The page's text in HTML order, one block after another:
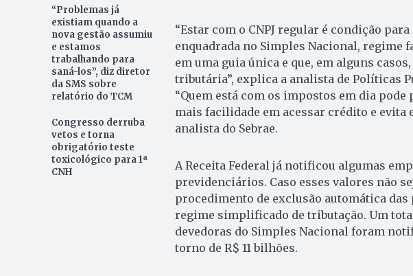
“Problemas já
existiam quando a
nova gestão assumiu
e estamos
trabalhando para
saná-los”, diz diretor
da SMS sobre
relatório do TCM
Congresso derruba
vetos e torna
obrigatório teste
toxicológico para 1ª
CNH
“Estar com o CNPJ regular é condição
enquadrada no Simples Nacional, regime
em uma guia única e que, em alguns
tributária”, explica a analista de Políticas
“Quem está com os impostos em dia
mais facilidade em acessar crédito e evita
analista do Sebrae.
A Receita Federal já notificou algumas
previdenciários. Caso esses valores não
procedimento de exclusão automática
regime simplificado de tributação. Um
devedoras do Simples Nacional foram
torno de R$ 11 bilhões.